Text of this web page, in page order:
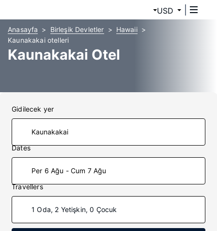
USD
Anasayfa Birleşik Devletler
Hawaii
Kaunakakai otelleri
Kaunakakai Otel
Gidilecek yer
Dates
Per 6 Ağu - Cum 7 Ağu
Travellers
1 Oda, 2 Yetişkin, 0 Çocuk